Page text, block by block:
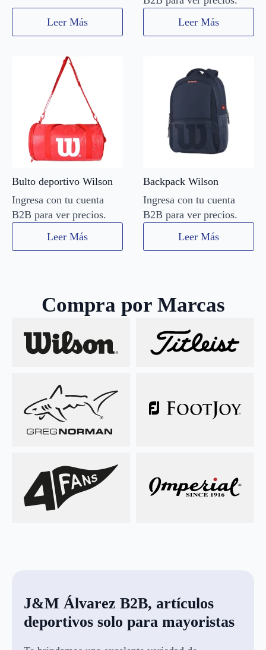
Leer Más
Leer Más
Bulto deportivo Wilson
Ingresa con tu cuenta
B2B para ver precios.
Leer Más
Backpack Wilson
Ingresa con tu cuenta
B2B para ver precios.
Leer Más
Compra por Marcas
J&M Álvarez B2B, artículos
deportivos solo para mayoristas